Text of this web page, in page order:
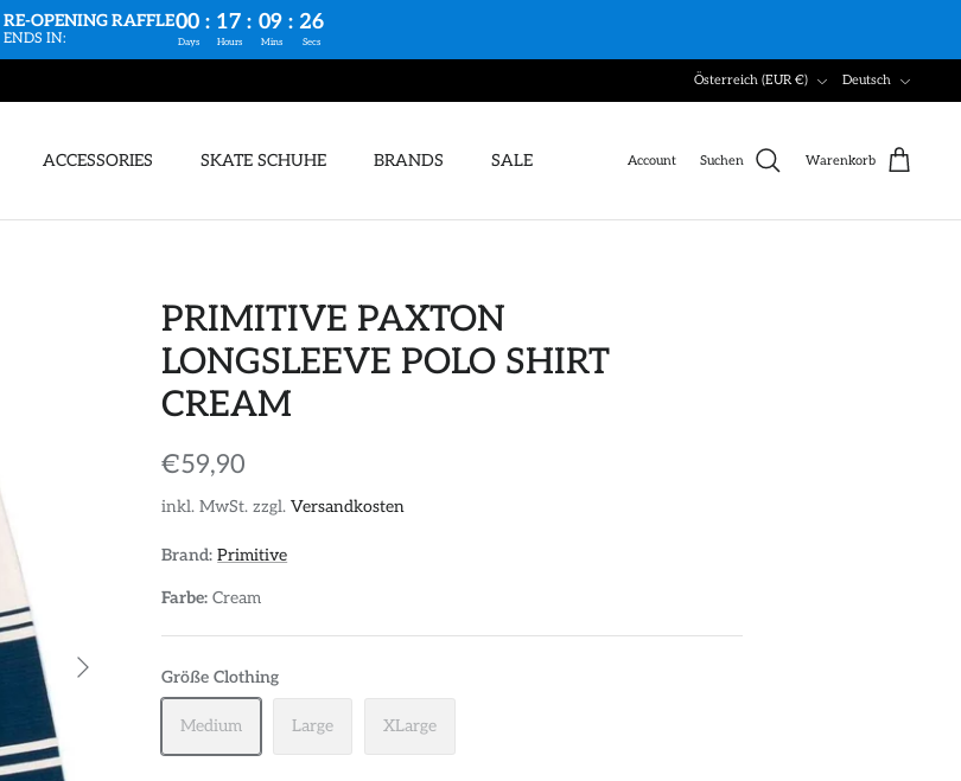
RE-OPENING RAFFLE
ENDS IN:
00 : 17 : 09 : 25
Days Hours Mins Secs
Währung
Österreich (EUR €) Deutsch
ACCESSORIES SKATE SCHUHE BRANDS SALE Account Suchen Warenkorb
PRIMITIVE PAXTON
LONGSLEEVE POLO SHIRT
CREAM
€59,90
inkl. MwSt. zzgl.Versandkosten
Brand: Primitive
Farbe: Cream
Größe Clothing
Medium Large XLarge